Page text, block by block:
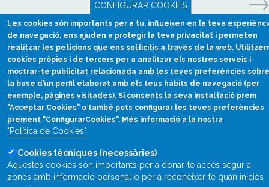
divulcat@divulcat.cat
(+34) 934 120 030
CONFIGURAR COOKIES
Les cookies són importants per a tu, influeixen en la teva
de navegació, ens ajuden a protegir la teva privacitat i permeten
realitzar les peticions que ens sol·licitis a través de la web.
cookies pròpies i de tercers per a analitzar els nostres serveis i
mostrar-te publicitat relacionada amb les teves preferències sobre
la base d’un perfil elaborat amb els teus hàbits de navegació (per
exemple, pàgines visitades). Si consents la seva instal·lació prem
"Acceptar Cookies" o també pots configurar les teves preferències
prement "ConfigurarCookies". Més informació a la nostra
"Política de Cookies"
Cookies tècniques (necessàries)
Aquestes cookies són importants per a donar-te accés segur a
zones amb informació personal o per a reconèixer-te quan inicies